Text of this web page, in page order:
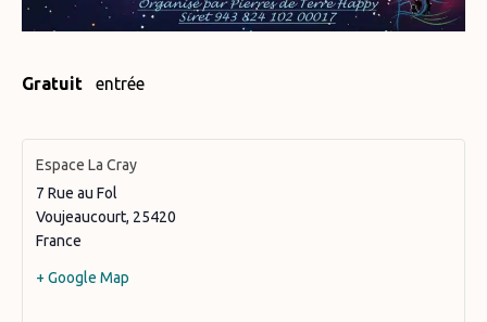
Gratuit entrée
Espace La Cray
7 Rue au Fol
Voujeaucourt, 25420
France
+ Google Map